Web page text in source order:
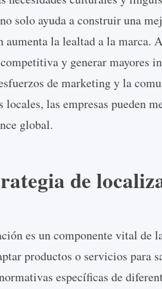
solo ayuda a construir una
la lealtad a la marca.
y generar mayores
de marketing y la
locales, las empresas pueden
global.
de
es un componente vital de
productos o servicios para
específicas de